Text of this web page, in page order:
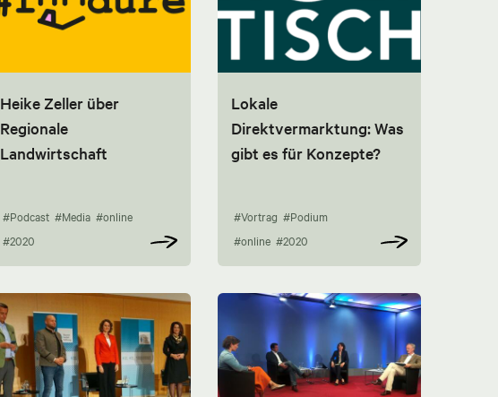
Heike Zeller über
Regionale
Landwirtschaft
#Podcast #Media #online
#2020
Lokale
Direktvermarktung: Was
gibt es für Konzepte?
#Vortrag #Podium
#online #2020